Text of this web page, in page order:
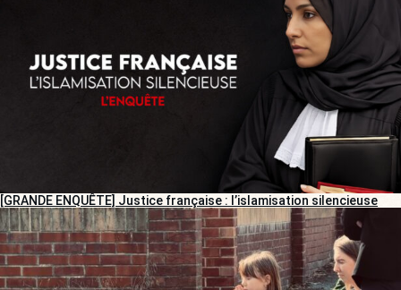
[GRANDE ENQUÊTE] Justice française : l’islamisation silencieuse